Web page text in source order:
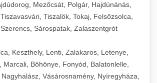
Mezőcsát, Polgár, Hajdúnánás,
Tiszalök, Tokaj, Felsőzsolca,
Sárospatak, Zalaszentgrót
Keszthely, Lenti, Zalakaros, Letenye,
Marcali, Böhönye, Fonyód, Balatonlelle,
Vásárosnamény, Nyíregyháza,